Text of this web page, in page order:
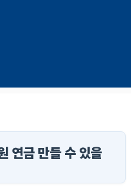
연금 만들 수 있을